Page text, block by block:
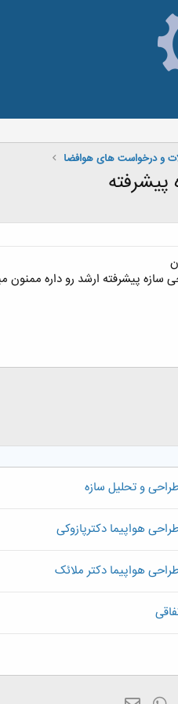
و درخواست های هوافضا
پیشرفته ارشد رو داره ممنون
و تحلیل سازه
هواپیما دکترپازوکی
هواپیما دکتر ملائک